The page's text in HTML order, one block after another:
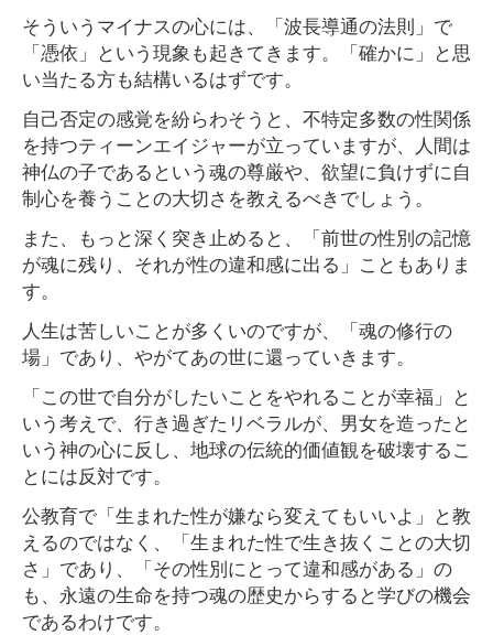
そういうマイナスの心には、「波長導通の法則」で
「憑依」という現象も起きてきます。「確かに」と思
い当たる方も結構いるはずです。
自己否定の感覚を紛らわそうと、不特定多数の性関係
を持つティーンエイジャーが立っていますが、人間は
神仏の子であるという魂の尊厳や、欲望に負けずに自
制心を養うことの大切さを教えるべきでしょう。
また、もっと深く突き止めると、「前世の性別の記憶
が魂に残り、それが性の違和感に出る」こともありま
す。
人生は苦しいことが多くいのですが、「魂の修行の
場」であり、やがてあの世に還っていきます。
「この世で自分がしたいことをやれることが幸福」と
いう考えで、行き過ぎたリベラルが、男女を造ったと
いう神の心に反し、地球の伝統的価値観を破壊するこ
とには反対です。
公教育で「生まれた性が嫌なら変えてもいいよ」と教
えるのではなく、「生まれた性で生き抜くことの大切
さ」であり、「その性別にとって違和感がある」の
も、永遠の生命を持つ魂の歴史からすると学びの機会
であるわけです。